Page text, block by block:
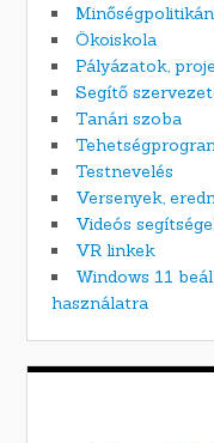
Ökoiskola
Pályázatok,
Segítő
Tanári szoba
Testnevelés
Versenyek,
Videós
VR linkek
Windows 11
használatra